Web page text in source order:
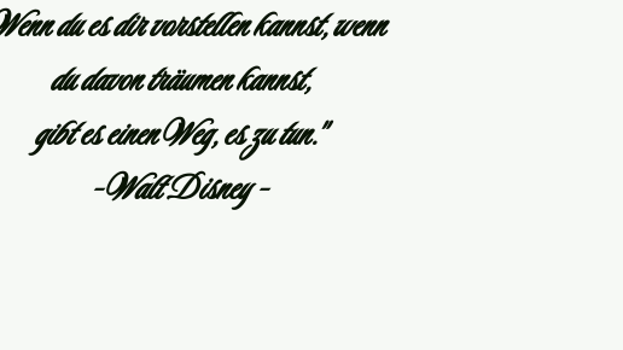
du es dir vorstellen kannst, wenn
du davon träumen kannst,
gibt es einen Weg, es zu tun."
- Walt Disney -